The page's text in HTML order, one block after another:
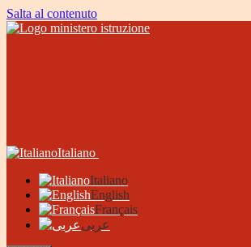
Salta al contenuto
Italiano
Italiano
English
Français
عربى